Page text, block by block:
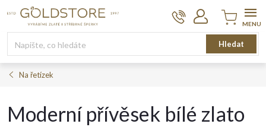
Hledat
Nákupní
košík
Na řetízek
Moderní přívěsek bílé zlato